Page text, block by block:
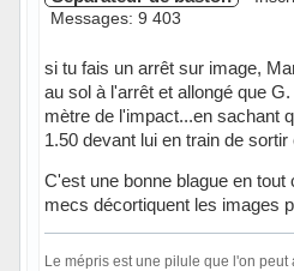
Messages: 9 403
si tu fais un arrêt sur image,
au sol à l'arrêt et allongé que
mètre de l'impact...en sachant
1.50 devant lui en train de sortir
C'est une bonne blague en
mecs décortiquent les images
Le mépris est une pilule que l'on